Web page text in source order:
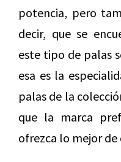
potencia, pero
decir, que se
este tipo de palas
esa es la
palas de la
que la marca
ofrezca lo mejor de